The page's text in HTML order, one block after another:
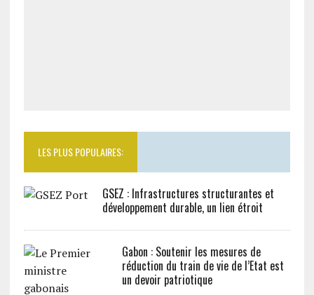
LES PLUS POPULAIRES:
GSEZ : Infrastructures structurantes et
développement durable, un lien étroit
Gabon : Soutenir les mesures de
réduction du train de vie de l’Etat est
un devoir patriotique